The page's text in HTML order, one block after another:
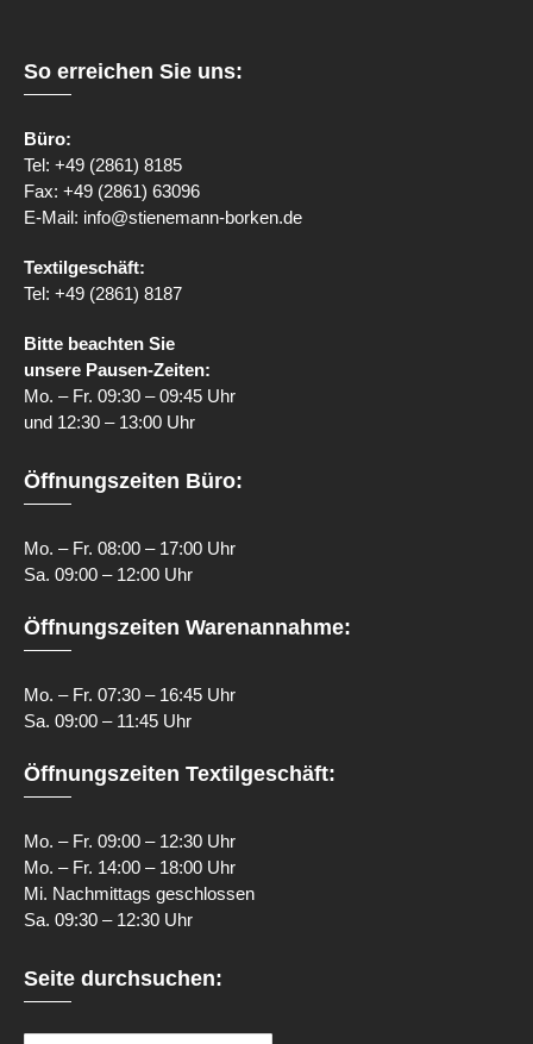
So erreichen Sie uns:
Büro:
Tel: +49 (2861) 8185
Fax: +49 (2861) 63096
E-Mail: info@stienemann-borken.de
Textilgeschäft:
Tel: +49 (2861) 8187
Bitte beachten Sie
unsere Pausen-Zeiten:
Mo. – Fr. 09:30 – 09:45 Uhr
und 12:30 – 13:00 Uhr
Öffnungszeiten Büro:
Mo. – Fr. 08:00 – 17:00 Uhr
Sa. 09:00 – 12:00 Uhr
Öffnungszeiten Warenannahme:
Mo. – Fr. 07:30 – 16:45 Uhr
Sa. 09:00 – 11:45 Uhr
Öffnungszeiten Textilgeschäft:
Mo. – Fr. 09:00 – 12:30 Uhr
Mo. – Fr. 14:00 – 18:00 Uhr
Mi. Nachmittags geschlossen
Sa. 09:30 – 12:30 Uhr
Seite durchsuchen: